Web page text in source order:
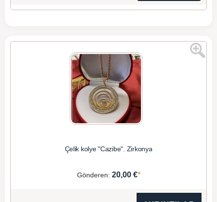
Çelik kolye "Cazibe". Zirkonya
Gönderen: 20,00 €*